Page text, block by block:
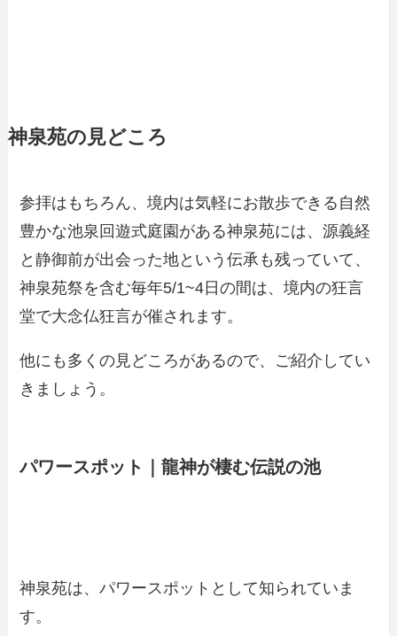
神泉苑の見どころ
参拝はもちろん、境内は気軽にお散歩できる自然
豊かな池泉回遊式庭園がある神泉苑には、源義経
と静御前が出会った地という伝承も残っていて、
神泉苑祭を含む毎年5/1~4日の間は、境内の狂言
堂で大念仏狂言が催されます。
他にも多くの見どころがあるので、ご紹介してい
きましょう。
パワースポット｜龍神が棲む伝説の池
神泉苑は、パワースポットとして知られていま
す。